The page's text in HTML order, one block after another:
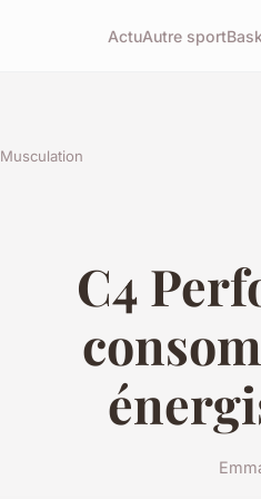
ActuAutre sport
Musculation
C4